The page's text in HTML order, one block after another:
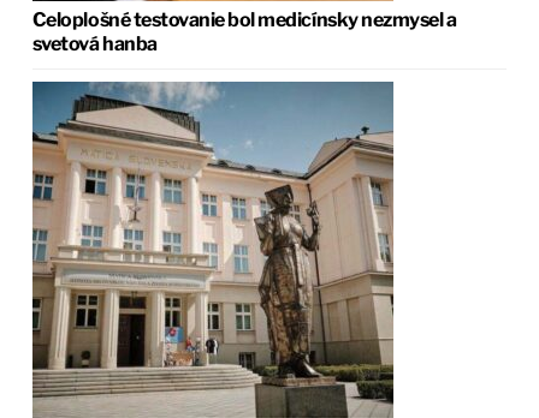
Celoplošné testovanie bol medicínsky nezmysel a
svetová hanba